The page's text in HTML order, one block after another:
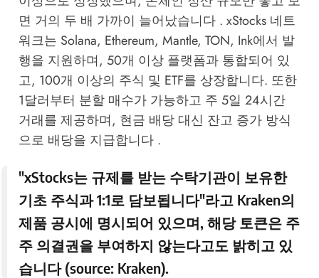
면 거의 두 배 가까이 늘어났습니다 . xStocks 네트
워크는 Solana, Ethereum, Mantle, TON, Ink에서 발
행을 지원하며, 50개 이상 플랫폼과 통합되어 있
고, 100개 이상의 주식 및 ETF를 상장합니다. 또한
1달러부터 분할 매수가 가능하고 주 5일 24시간
거래를 제공하며, 현금 배당 대신 잔고 증가 방식
으로 배당을 지급합니다 .
"xStocks는 규제를 받는 수탁기관이 보유한
기초 주식과 1:1로 담보됩니다"라고 Kraken의
제품 공시에 명시되어 있으며, 해당 토큰은 주
주 의결권을 부여하지 않는다고도 밝히고 있
습니다 (source: Kraken).